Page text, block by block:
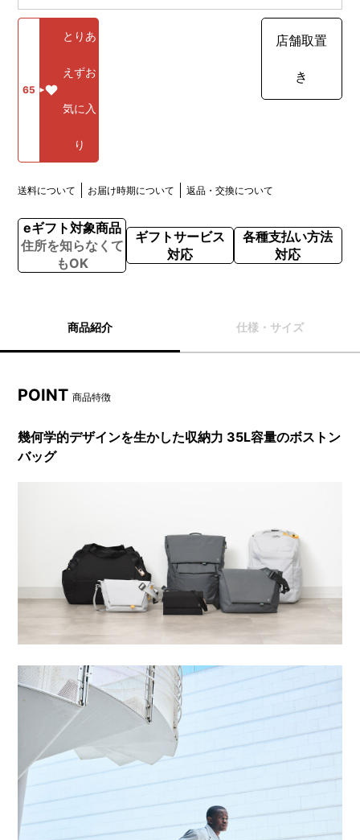
65
とりあ
えずお
気に入
り
店舗取置
き
送料について お届け時期について 返品・交換について
eギフト対象商品
住所を知らなくて
もOK
ギフトサービス
対応
各種支払い方法
対応
商品紹介 仕様・サイズ
POINT商品特徴
幾何学的デザインを生かした収納力 35L容量のボストン
バッグ